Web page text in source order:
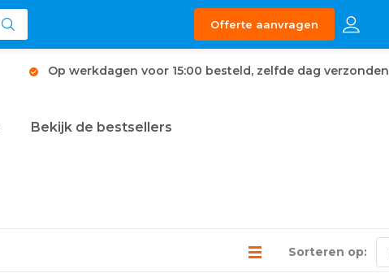
Offerte aanvragen
Op werkdagen voor 15:00 besteld, zelfde dag verzonden
Bekijk de bestsellers
Sorteren op: